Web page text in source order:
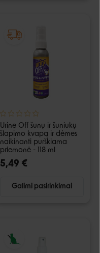
Urine Off šunų ir šuniukų
šlapimo kvapą ir dėmes
naikinanti purškiama
priemonė - 118 ml
5,49 €
Galimi pasirinkimai